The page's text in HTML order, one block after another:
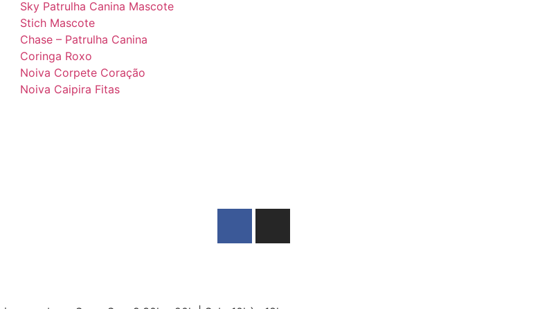
Sky Patrulha Canina Mascote
Stich Mascote
Chase – Patrulha Canina
Coringa Roxo
Noiva Corpete Coração
Noiva Caipira Fitas